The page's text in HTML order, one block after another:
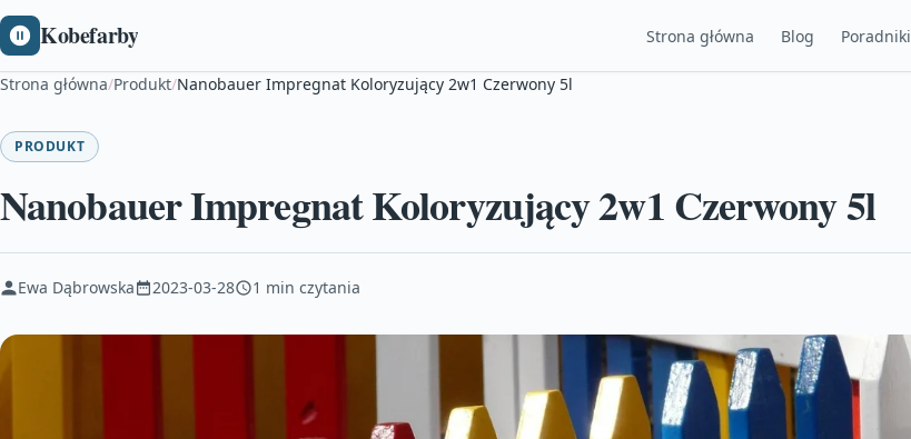
Kobefarby Strona główna Blog Poradniki
Strona główna/Produkt/Nanobauer Impregnat Koloryzujący 2w1 Czerwony 5l
PRODUKT
Nanobauer Impregnat Koloryzujący 2w1 Czerwony 5l
Ewa Dąbrowska 2023-03-28 1 min czytania